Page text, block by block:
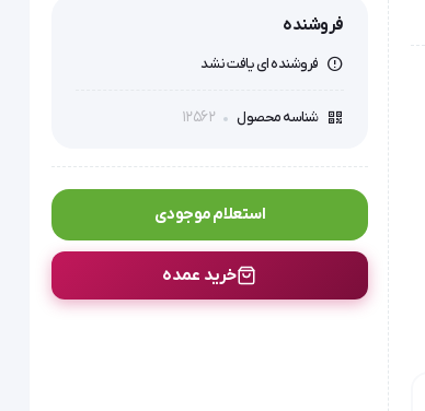
فروشنده
فروشنده ای یافت نشد
شناسه محصول 12562
استعلام موجودی
خرید عمده